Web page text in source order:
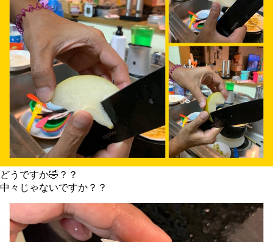
どうですか🤣？？
中々じゃないですか？？